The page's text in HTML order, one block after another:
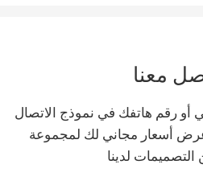
معنا
أو رقم هاتفك في نموذج الاتصال
أسعار مجاني لك لمجموعة
لدينا